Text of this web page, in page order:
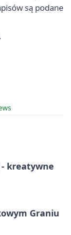
są podane
.
kreatywne
Graniu